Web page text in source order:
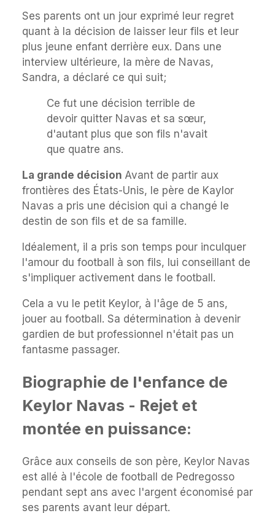
Ses parents ont un jour exprimé leur regret
quant à la décision de laisser leur fils et leur
plus jeune enfant derrière eux. Dans une
interview ultérieure, la mère de Navas,
Sandra, a déclaré ce qui suit;
Ce fut une décision terrible de
devoir quitter Navas et sa sœur,
d'autant plus que son fils n'avait
que quatre ans.
La grande décision Avant de partir aux
frontières des États-Unis, le père de Kaylor
Navas a pris une décision qui a changé le
destin de son fils et de sa famille.
Idéalement, il a pris son temps pour inculquer
l'amour du football à son fils, lui conseillant de
s'impliquer activement dans le football.
Cela a vu le petit Keylor, à l'âge de 5 ans,
jouer au football. Sa détermination à devenir
gardien de but professionnel n'était pas un
fantasme passager.
Biographie de l'enfance de
Keylor Navas - Rejet et
montée en puissance:
Grâce aux conseils de son père, Keylor Navas
est allé à l'école de football de Pedregosso
pendant sept ans avec l'argent économisé par
ses parents avant leur départ.